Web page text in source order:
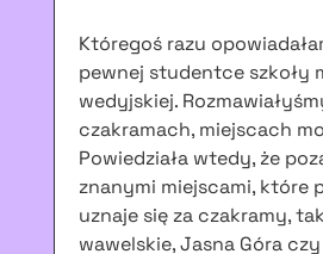
Któregoś razu
pewnej studentce szkoły
wedyjskiej.
czakramach, miejscach
Powiedziała wtedy, że
znanymi miejscami, które
uznaje się za czakramy,
wawelskie, Jasna Góra